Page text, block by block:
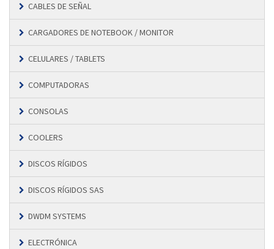
CABLES DE SEÑAL
CARGADORES DE NOTEBOOK / MONITOR
CELULARES / TABLETS
COMPUTADORAS
CONSOLAS
COOLERS
DISCOS RÍGIDOS
DISCOS RÍGIDOS SAS
DWDM SYSTEMS
ELECTRÓNICA